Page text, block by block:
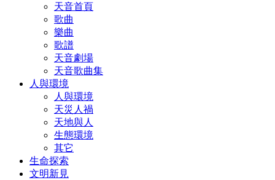
天音首頁
歌曲
樂曲
歌譜
天音劇場
天音歌曲集
人與環境
人與環境
天災人禍
天地與人
生態環境
其它
生命探索
文明新見